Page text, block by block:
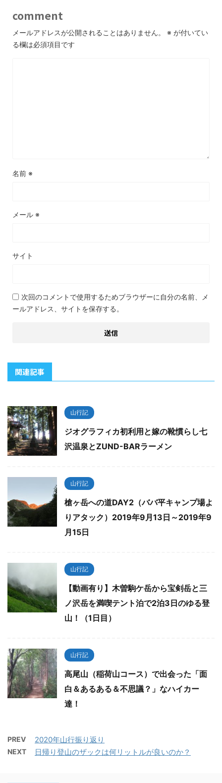
comment
メールアドレスが公開されることはありません。 ※ が付いてい
る欄は必須項目です
名前 ※
メール ※
サイト
次回のコメントで使用するためブラウザーに自分の名前、メ
ールアドレス、サイトを保存する。
関連記事
山行記
ジオグラフィカ初利用と嫁の靴慣らし七
沢温泉とZUND-BARラーメン
山行記
槍ヶ岳への道DAY2（ババ平キャンプ場よ
りアタック）2019年9月13日～2019年9
月15日
山行記
【動画有り】木曽駒ケ岳から宝剣岳と三
ノ沢岳を満喫テント泊で2泊3日のゆる登
山！（1日目）
山行記
高尾山（稲荷山コース）で出会った「面
白＆あるある＆不思議？」なハイカー
達！
PREV 2020年山行振り返り
NEXT 日帰り登山のザックは何リットルが良いのか？